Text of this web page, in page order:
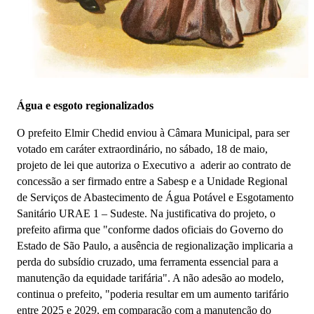
Água e esgoto regionalizados
O prefeito Elmir Chedid enviou à Câmara Municipal, para ser
votado em caráter extraordinário, no sábado, 18 de maio,
projeto de lei que autoriza o Executivo a aderir ao contrato de
concessão a ser firmado entre a Sabesp e a Unidade Regional
de Serviços de Abastecimento de Água Potável e Esgotamento
Sanitário URAE 1 – Sudeste. Na justificativa do projeto, o
prefeito afirma que "conforme dados oficiais do Governo do
Estado de São Paulo, a ausência de regionalização implicaria a
perda do subsídio cruzado, uma ferramenta essencial para a
manutenção da equidade tarifária". A não adesão ao modelo,
continua o prefeito, "poderia resultar em um aumento tarifário
entre 2025 e 2029, em comparação com a manutenção do